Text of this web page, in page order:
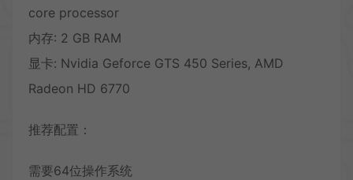
core processor
内存: 2 GB RAM
显卡: Nvidia Geforce GTS 450 Series, AMD
Radeon HD 6770
推荐配置：
需要64位操作系统